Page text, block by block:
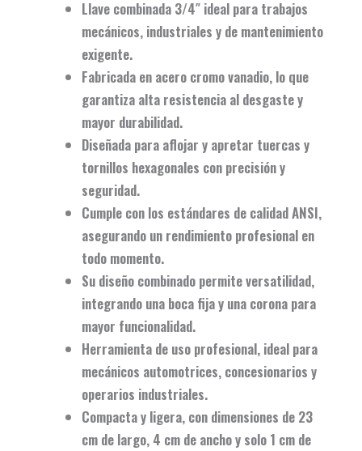
Llave combinada 3/4″ ideal para trabajos
mecánicos, industriales y de mantenimiento
exigente.
Fabricada en acero cromo vanadio, lo que
garantiza alta resistencia al desgaste y
mayor durabilidad.
Diseñada para aflojar y apretar tuercas y
tornillos hexagonales con precisión y
seguridad.
Cumple con los estándares de calidad ANSI,
asegurando un rendimiento profesional en
todo momento.
Su diseño combinado permite versatilidad,
integrando una boca fija y una corona para
mayor funcionalidad.
Herramienta de uso profesional, ideal para
mecánicos automotrices, concesionarios y
operarios industriales.
Compacta y ligera, con dimensiones de 23
cm de largo, 4 cm de ancho y solo 1 cm de